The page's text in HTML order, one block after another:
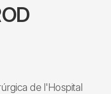
de l'Hospital